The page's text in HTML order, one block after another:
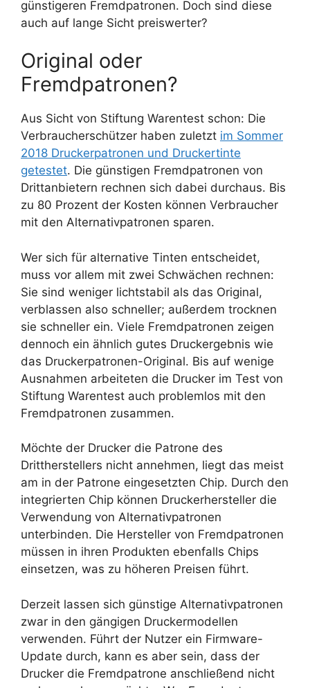
günstigeren Fremdpatronen. Doch sind diese
auch auf lange Sicht preiswerter?
Original oder
Fremdpatronen?
Aus Sicht von Stiftung Warentest schon: Die
Verbraucherschützer haben zuletzt im Sommer
2018 Druckerpatronen und Druckertinte
getestet. Die günstigen Fremdpatronen von
Drittanbietern rechnen sich dabei durchaus. Bis
zu 80 Prozent der Kosten können Verbraucher
mit den Alternativpatronen sparen.
Wer sich für alternative Tinten entscheidet,
muss vor allem mit zwei Schwächen rechnen:
Sie sind weniger lichtstabil als das Original,
verblassen also schneller; außerdem trocknen
sie schneller ein. Viele Fremdpatronen zeigen
dennoch ein ähnlich gutes Druckergebnis wie
das Druckerpatronen-Original. Bis auf wenige
Ausnahmen arbeiteten die Drucker im Test von
Stiftung Warentest auch problemlos mit den
Fremdpatronen zusammen.
Möchte der Drucker die Patrone des
Drittherstellers nicht annehmen, liegt das meist
am in der Patrone eingesetzten Chip. Durch den
integrierten Chip können Druckerhersteller die
Verwendung von Alternativpatronen
unterbinden. Die Hersteller von Fremdpatronen
müssen in ihren Produkten ebenfalls Chips
einsetzen, was zu höheren Preisen führt.
Derzeit lassen sich günstige Alternativpatronen
zwar in den gängigen Druckermodellen
verwenden. Führt der Nutzer ein Firmware-
Update durch, kann es aber sein, dass der
Drucker die Fremdpatrone anschließend nicht